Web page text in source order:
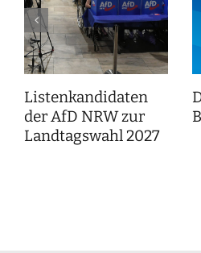
Listenkandidaten
der AfD NRW zur
Landtagswahl 2027